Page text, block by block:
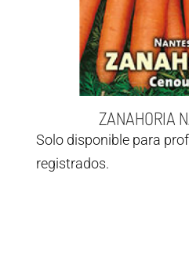
ZANAHORIA
Solo disponible para
registrados.